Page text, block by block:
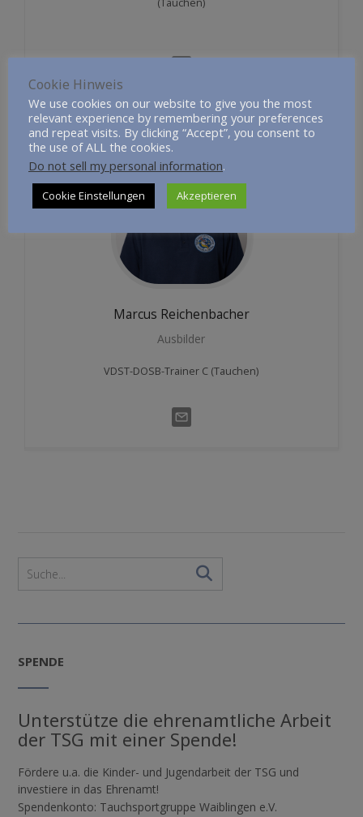
Marcus Reichenbacher
Ausbilder
VDST-DOSB-Trainer C (Tauchen)
SPENDE
Unterstütze die ehrenamtliche Arbeit
der TSG mit einer Spende!
Fördere u.a. die Kinder- und Jugendarbeit der TSG und
investiere in das Ehrenamt!
Spendenkonto: Tauchsportgruppe Waiblingen e.V.
Cookie Hinweis
We use cookies on our website to give you the most
relevant experience by remembering your preferences
and repeat visits. By clicking “Accept”, you consent to
the use of ALL the cookies.
Do not sell my personal information.
Cookie Einstellungen Akzeptieren